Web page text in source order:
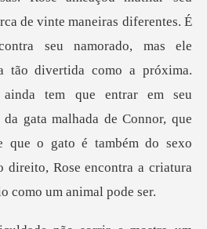
seu namorado, mas ele
tão divertida como a próxima.
ainda tem que entrar em seu
gata malha